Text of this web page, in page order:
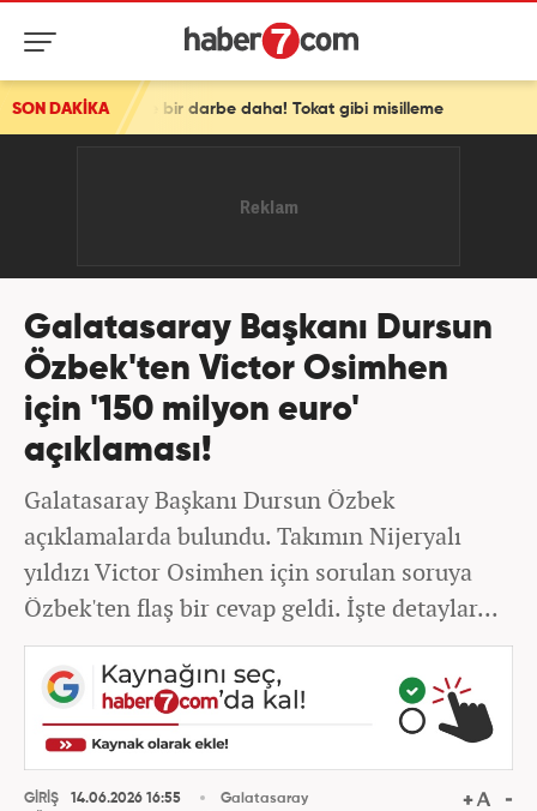
SON DAKİKA
daha! Tokat gibi misilleme
Galatasaray Başkanı Dursun
Özbek'ten Victor Osimhen
için '150 milyon euro'
açıklaması!
Galatasaray Başkanı Dursun Özbek
açıklamalarda bulundu. Takımın Nijeryalı
yıldızı Victor Osimhen için sorulan soruya
Özbek'ten flaş bir cevap geldi. İşte detaylar...
GİRİŞ
14.06.2026 16:55
Galatasaray